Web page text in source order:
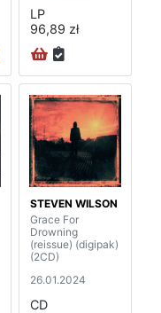
LP
96,89 zł
STEVEN WILSON
Grace For
Drowning
(reissue) (digipak)
(2CD)
26.01.2024
CD